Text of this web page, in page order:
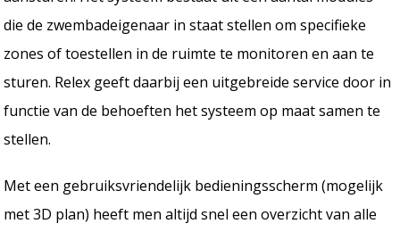
die de zwembadeigenaar in staat stellen om specifieke
zones of toestellen in de ruimte te monitoren en aan te
sturen. Relex geeft daarbij een uitgebreide service door in
functie van de behoeften het systeem op maat samen te
stellen.
Met een gebruiksvriendelijk bedieningsscherm (mogelijk
met 3D plan) heeft men altijd snel een overzicht van alle